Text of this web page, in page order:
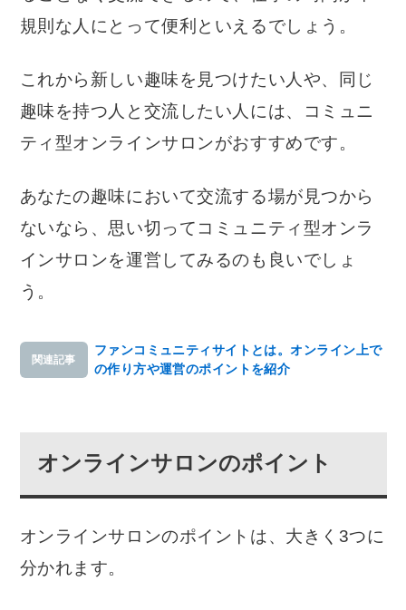
規則な人にとって便利といえるでしょう。
これから新しい趣味を見つけたい人や、同じ
趣味を持つ人と交流したい人には、コミュニ
ティ型オンラインサロンがおすすめです。
あなたの趣味において交流する場が見つから
ないなら、思い切ってコミュニティ型オンラ
インサロンを運営してみるのも良いでしょ
う。
関連記事
ファンコミュニティサイトとは。オンライン上で
の作り方や運営のポイントを紹介
オンラインサロンのポイント
オンラインサロンのポイントは、大きく3つに
分かれます。